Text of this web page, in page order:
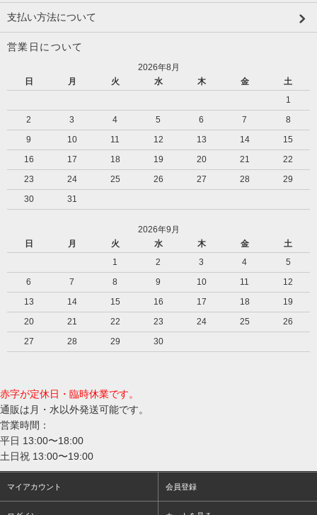
支払い方法について
営業日について
2026年8月
日
月 火 水 木 金
土
1
2
3 4 5 6 7
8
9
10 11 12 13 14
15
16
17 18 19 20 21
22
23
24 25 26 27 28
29
30
31
2026年9月
日
月 火 水 木 金
土
1
2 3 4
5
6
7 8 9 10 11
12
13
14 15 16 17 18
19
20
21 22 23 24 25
26
27
28 29 30
赤字が定休日・臨時休業です。
通販は月・水以外発送可能です。
営業時間：
平日 13:00〜18:00
土日祝 13:00〜19:00
マイアカウント 会員登録